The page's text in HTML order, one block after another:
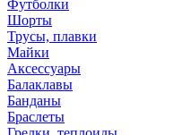
Футболки
Шорты
Трусы, плавки
Майки
Аксессуары
Балаклавы
Банданы
Браслеты